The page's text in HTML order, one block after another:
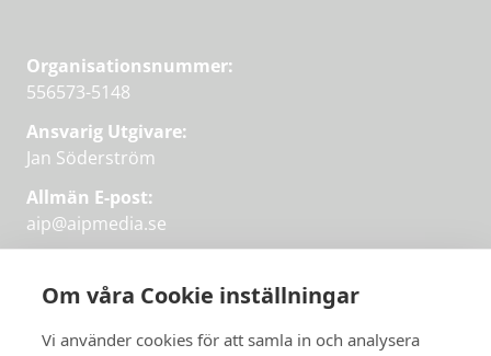
Om våra Cookie inställningar
Vi använder cookies för att samla in och analysera
Organisationsnummer:
556573-5148
Ansvarig Utgivare:
Jan Söderström
Allmän E-post:
aip@aipmedia.se
aip@flowyinfo.seeller 08-1210 60 40.
Instagram
LinkedIn
Twitter
Facebook